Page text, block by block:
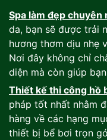
Spa làm đẹp chuyên
da, bạn sẽ được trải
hương thơm dịu nhẹ
Nơi đây không chỉ
diện mà còn giúp
Thiết kế thi công hồ
pháp tốt nhất nhằm
hàng về các hạng
thiết bị bể bơi trọn